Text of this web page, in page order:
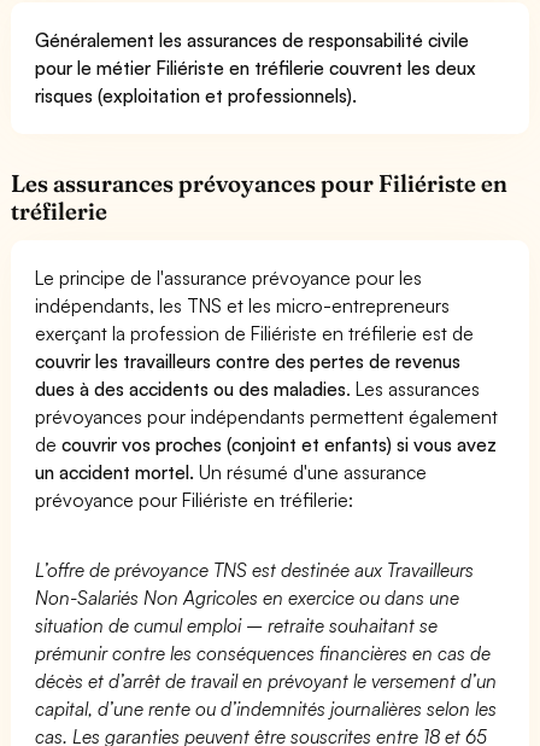
Généralement les assurances de responsabilité civile
pour le métier Filiériste en tréfilerie couvrent les deux
risques (exploitation et professionnels).
Les assurances prévoyances pour Filiériste en
tréfilerie
Le principe de l'assurance prévoyance pour les
indépendants, les TNS et les micro-entrepreneurs
exerçant la profession de Filiériste en tréfilerie est de
couvrir les travailleurs contre des pertes de revenus
dues à des accidents ou des maladies. Les assurances
prévoyances pour indépendants permettent également
decouvrir vos proches (conjoint et enfants) si vous avez
un accident mortel. Un résumé d'une assurance
prévoyance pour Filiériste en tréfilerie:
L’offre de prévoyance TNS est destinée aux Travailleurs
Non-Salariés Non Agricoles en exercice ou dans une
situation de cumul emploi – retraite souhaitant se
prémunir contre les conséquences financières en cas de
décès et d’arrêt de travail en prévoyant le versement d’un
capital, d’une rente ou d’indemnités journalières selon les
cas. Les garanties peuvent être souscrites entre 18 et 65